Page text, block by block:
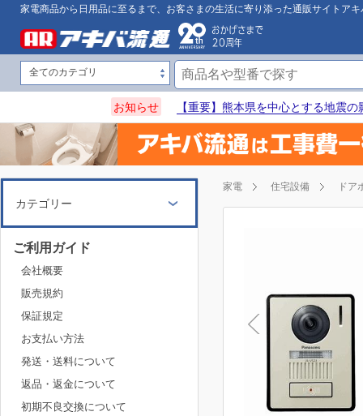
家電商品から日用品に至るまで、お客さまの生活に寄り添った通販サイトアキ
お知らせ 【重要】熊本県を中心とする地震
家電 住宅設備 ドア
カテゴリー
ご利用ガイド
会社概要
販売規約
保証規定
お支払い方法
発送・送料について
返品・返金について
初期不良交換について